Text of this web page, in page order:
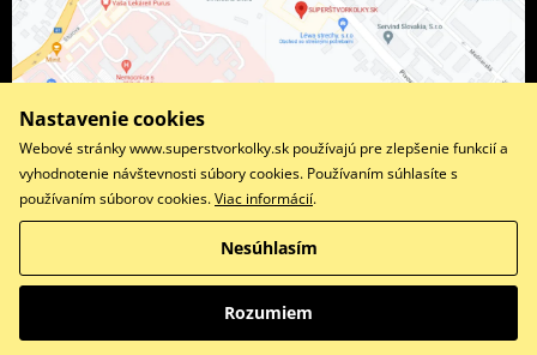
Facebook
Copyright © 2026 www.superstvorkolky.sk
Všetky práva vyhradené
Prepnúť na klasickú verziu
Nastavenie cookies
Webové stránky www.superstvorkolky.sk používajú pre zlepšenie funkcií a
vyhodnotenie návštevnosti súbory cookies. Používaním súhlasíte s
používaním súborov cookies.Viac informácií.
Nesúhlasím
Rozumiem